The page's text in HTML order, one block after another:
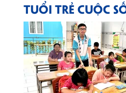
TUỔI TRẺ CUỘC